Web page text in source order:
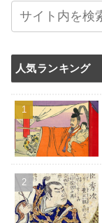
人気ランキング